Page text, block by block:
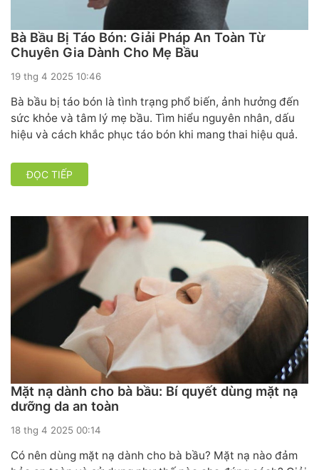
Bà Bầu Bị Táo Bón: Giải Pháp An Toàn Từ
Chuyên Gia Dành Cho Mẹ Bầu
19 thg 4 2025 10:46
Bà bầu bị táo bón là tình trạng phổ biến, ảnh hưởng đến
sức khỏe và tâm lý mẹ bầu. Tìm hiểu nguyên nhân, dấu
hiệu và cách khắc phục táo bón khi mang thai hiệu quả.
ĐỌC TIẾP
Mặt nạ dành cho bà bầu: Bí quyết dùng mặt nạ
dưỡng da an toàn
18 thg 4 2025 00:14
Có nên dùng mặt nạ dành cho bà bầu? Mặt nạ nào đảm